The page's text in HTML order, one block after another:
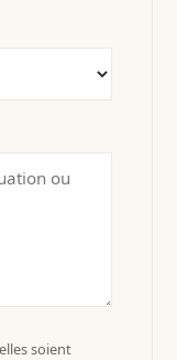
soient